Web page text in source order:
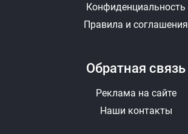
Конфиденциальность
Правила и соглашения
Обратная связь
Реклама на сайте
Наши контакты